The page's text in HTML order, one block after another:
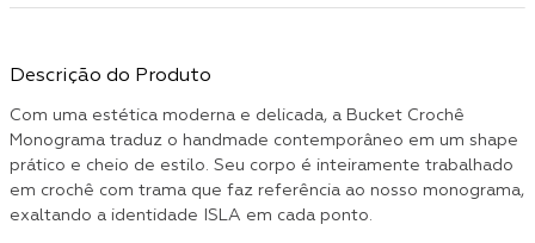
Descrição do Produto
Com uma estética moderna e delicada, a Bucket Crochê
Monograma traduz o handmade contemporâneo em um shape
prático e cheio de estilo. Seu corpo é inteiramente trabalhado
em crochê com trama que faz referência ao nosso monograma,
exaltando a identidade ISLA em cada ponto.